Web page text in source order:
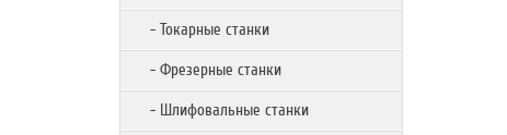
- Токарные станки
- Фрезерные станки
- Шлифовальные станки